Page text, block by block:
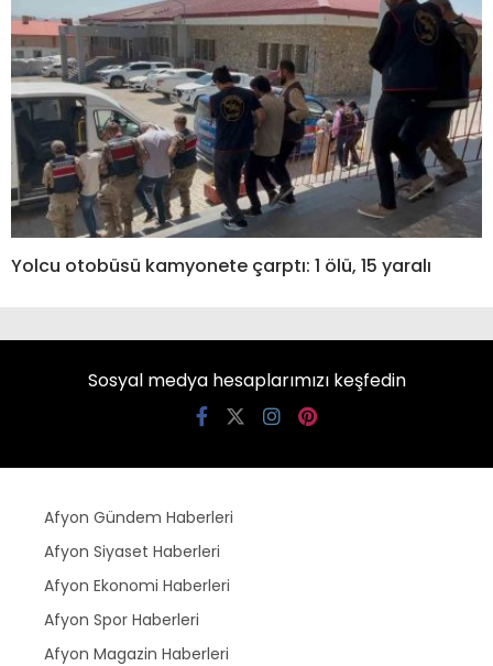
Yolcu otobüsü kamyonete çarptı: 1 ölü, 15 yaralı
Sosyal medya hesaplarımızı keşfedin
Afyon Gündem Haberleri
Afyon Siyaset Haberleri
Afyon Ekonomi Haberleri
Afyon Spor Haberleri
Afyon Magazin Haberleri